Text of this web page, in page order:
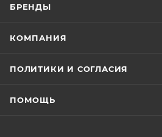
БРЕНДЫ
КОМПАНИЯ
ПОЛИТИКИ И СОГЛАСИЯ
ПОМОЩЬ